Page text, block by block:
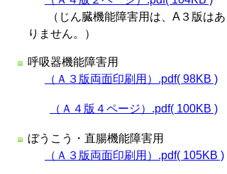
（じん臓機能障害用は、A３版はあ
りません。）
呼吸器機能障害用
（Ａ３版両面印刷用）.pdf( 98KB )
（Ａ４版４ページ）.pdf( 100KB )
ぼうこう・直腸機能障害用
（Ａ３版両面印刷用）.pdf( 105KB )